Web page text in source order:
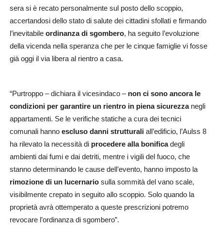
sera si è recato personalmente sul posto dello scoppio,
accertandosi dello stato di salute dei cittadini sfollati e firmando
l’inevitabile ordinanza di sgombero, ha seguito l’evoluzione
della vicenda nella speranza che per le cinque famiglie vi fosse
già oggi il via libera al rientro a casa.
“Purtroppo – dichiara il vicesindaco – non ci sono ancora le
condizioni per garantire un rientro in piena sicurezzanegli
appartamenti. Se le verifiche statiche a cura dei tecnici
comunali hanno escluso danni strutturali all’edificio, l’Aulss 8
ha rilevato la necessità di procedere alla bonificadegli
ambienti dai fumi e dai detriti, mentre i vigili del fuoco, che
stanno determinando le cause dell’evento, hanno imposto la
rimozione di un lucernario sulla sommità del vano scale,
visibilmente crepato in seguito allo scoppio. Solo quando la
proprietà avrà ottemperato a queste prescrizioni potremo
revocare l’ordinanza di sgombero”.